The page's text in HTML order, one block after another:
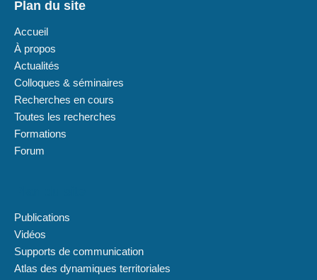
Plan du site
Accueil
À propos
Actualités
Colloques & séminaires
Recherches en cours
Toutes les recherches
Formations
Forum
Publications
Vidéos
Supports de communication
Atlas des dynamiques territoriales